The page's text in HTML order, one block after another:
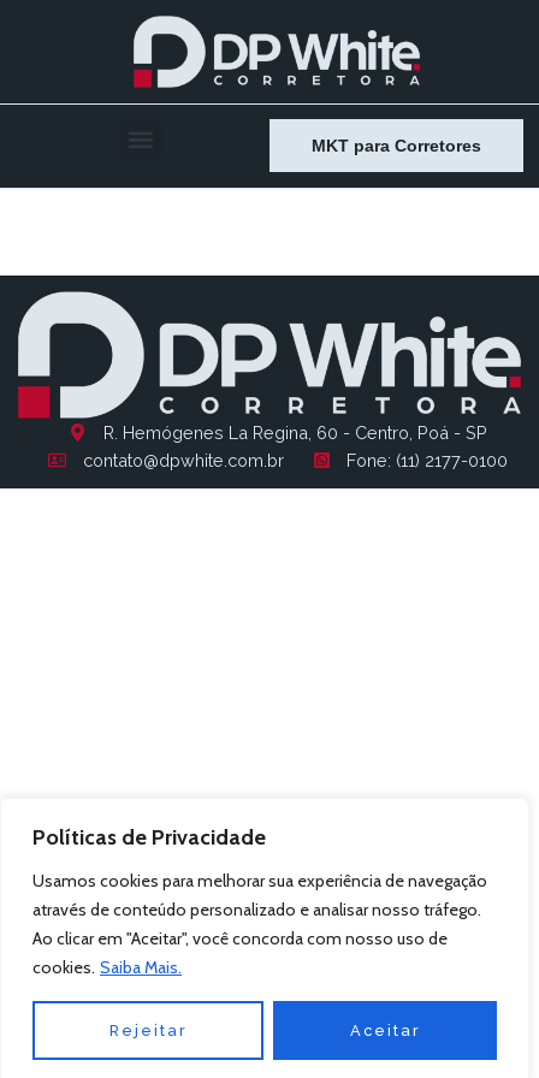
Políticas de Privacidade
Usamos cookies para melhorar sua experiência de navegação
através de conteúdo personalizado e analisar nosso tráfego.
Ao clicar em "Aceitar", você concorda com nosso uso de
cookies. Saiba Mais.
Rejeitar Aceitar
MKT para Corretores
R. Hemógenes La Regina, 60 - Centro, Poá - SP
contato@dpwhite.com.br
Fone: (11) 2177-0100